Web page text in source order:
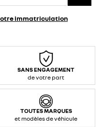
immatriculation
SANS ENGAGEMENT
de votre part
TOUTES MARQUES
et modèles de véhicule